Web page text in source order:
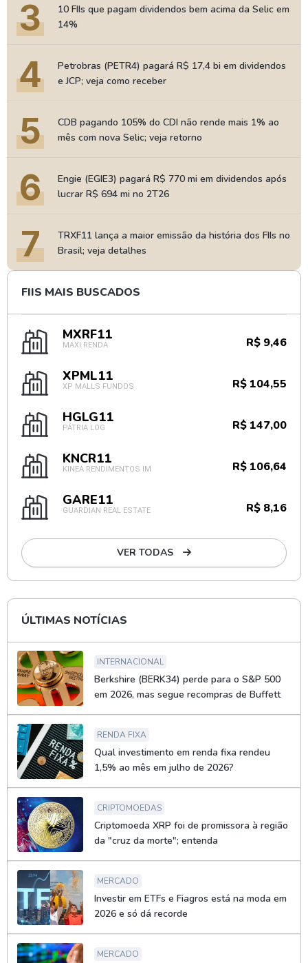
3
10 FIIs que pagam dividendos bem acima da Selic em
14%
4
Petrobras (PETR4) pagará R$ 17,4 bi em dividendos
e JCP; veja como receber
5
CDB pagando 105% do CDI não rende mais 1% ao
mês com nova Selic; veja retorno
6
Engie (EGIE3) pagará R$ 770 mi em dividendos após
lucrar R$ 694 mi no 2T26
7
TRXF11 lança a maior emissão da história dos FIIs no
Brasil; veja detalhes
FIIS MAIS BUSCADOS
MXRF11
MAXI RENDA R$ 9,46
XPML11
XP MALLS FUNDOS R$ 104,55
HGLG11
PÁTRIA LOG R$ 147,00
KNCR11
KINEA RENDIMENTOS IM R$ 106,64
GARE11
GUARDIAN REAL ESTATE R$ 8,16
VER TODAS
ÚLTIMAS NOTÍCIAS
INTERNACIONAL
Berkshire (BERK34) perde para o S&P 500
em 2026, mas segue recompras de Buffett
RENDA FIXA
Qual investimento em renda fixa rendeu
1,5% ao mês em julho de 2026?
CRIPTOMOEDAS
Criptomoeda XRP foi de promissora à região
da "cruz da morte"; entenda
MERCADO
Investir em ETFs e Fiagros está na moda em
2026 e só dá recorde
MERCADO